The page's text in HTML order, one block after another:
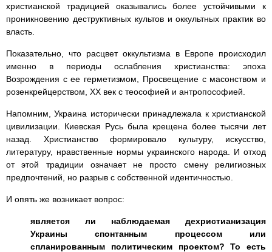
христианской традицией оказывались более устойчивыми к
проникновению деструктивных культов и оккультных практик во
власть.
Показательно, что расцвет оккультизма в Европе происходил
именно в периоды ослабления христианства: эпоха
Возрождения с ее герметизмом, Просвещение с масонством и
розенкрейцерством, XX век с теософией и антропософией.
Напомним, Украина исторически принадлежала к христианской
цивилизации. Киевская Русь была крещена более тысячи лет
назад. Христианство формировало культуру, искусство,
литературу, нравственные нормы украинского народа. И отход
от этой традиции означает не просто смену религиозных
предпочтений, но разрыв с собственной идентичностью.
И опять же возникает вопрос:
является ли наблюдаемая дехристианизация
Украины спонтанным процессом или
спланированным политическим проектом? То есть